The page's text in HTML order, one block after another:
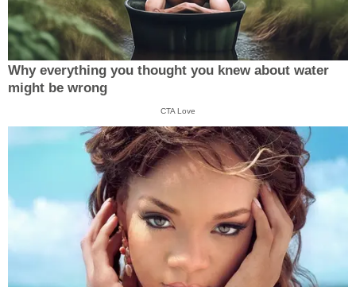
Why everything you thought you knew about water
might be wrong
CTA Love